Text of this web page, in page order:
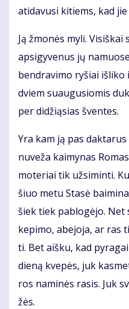
ati­da­vu­si ki­tiems, kad
Ją žmo­nės my­li.
ap­si­gy­ve­nus jų
ben­dra­vi­mo ry­šiai iš­li­ko
dviem su­au­gu­sio­mis
per di­dži­ą­sias šven­tes.
Yra kam ją pas
nu­ve­ža kai­my­nas
mo­te­riai tik už­si­min­ti.
šiuo me­tu Sta­sė
šiek tiek pa­blo­gė­jo. Net
ke­pi­mo, abe­jo­ja, ar ras
ti. Bet aiš­ku, kad
die­ną kve­pės, juk
ros na­mi­nės ra­sis. Juk
žės.